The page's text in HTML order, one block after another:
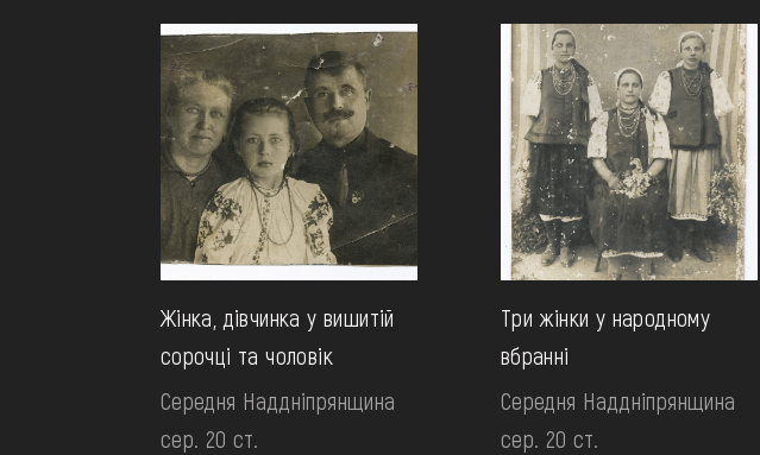
Жінка, дівчинка у вишитій
сорочці та чоловік
Середня Наддніпрянщина
сер. 20 ст.
Три жінки у народному
вбранні
Середня Наддніпрянщина
сер. 20 ст.